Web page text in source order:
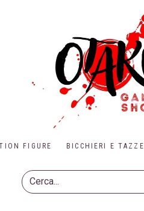
FIGURE BICCHIERI E TAZZE
Search